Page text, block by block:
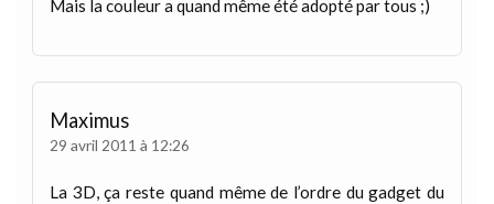
Mais la couleur a quand même été adopté par tous ;)
Maximus
29 avril 2011 à 12:26
La 3D, ça reste quand même de l’ordre du gadget du